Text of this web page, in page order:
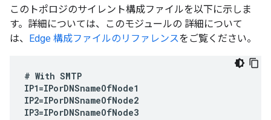
このトポロジのサイレント構成ファイルを以下に示しま
す。詳細については、このモジュールの 詳細について
は、 Edge 構成ファイルのリファレンスをご覧ください。
# With SMTP
IP1=IPorDNSnameOfNode1
IP2=IPorDNSnameOfNode2
IP3=IPorDNSnameOfNode3